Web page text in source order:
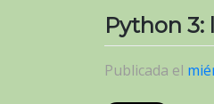
Python 3:
Publicada el